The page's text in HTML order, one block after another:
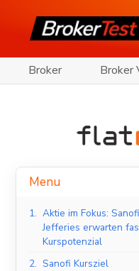
Broker Broker
Menu
1. Aktie im Fokus:
Jefferies erwarten
Kurspotenzial
2. Sanofi Kursziel